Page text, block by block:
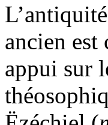
ancien est
appui sur